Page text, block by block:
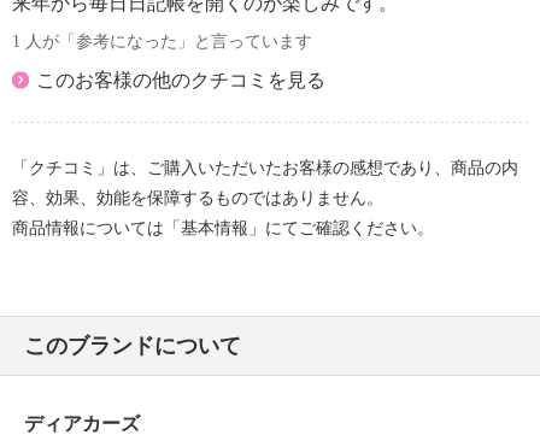
1 人が「参考になった」と言っています
このお客様の他のクチコミを見る
「クチコミ」は、ご購入いただいたお客様の感想であり、商品の内
容、効果、効能を保障するものではありません。
商品情報については「基本情報」にてご確認ください。
このブランドについて
ディアカーズ